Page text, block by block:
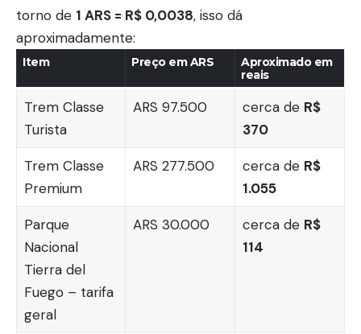
torno de 1 ARS = R$ 0,0038, isso dá
aproximadamente:
Item Preço em ARS
Aproximado em
reais
Trem Classe
Turista
ARS 97.500 cerca de R$
370
Trem Classe
Premium
ARS 277.500 cerca de R$
1.055
Parque
Nacional
Tierra del
Fuego – tarifa
geral
ARS 30.000 cerca de R$
114